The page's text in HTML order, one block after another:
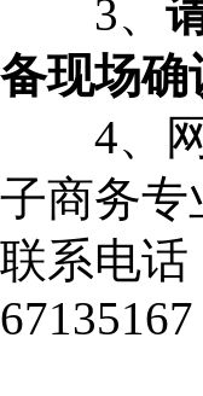
3、
备现场确
4、网
子商务专
联系电
67135167